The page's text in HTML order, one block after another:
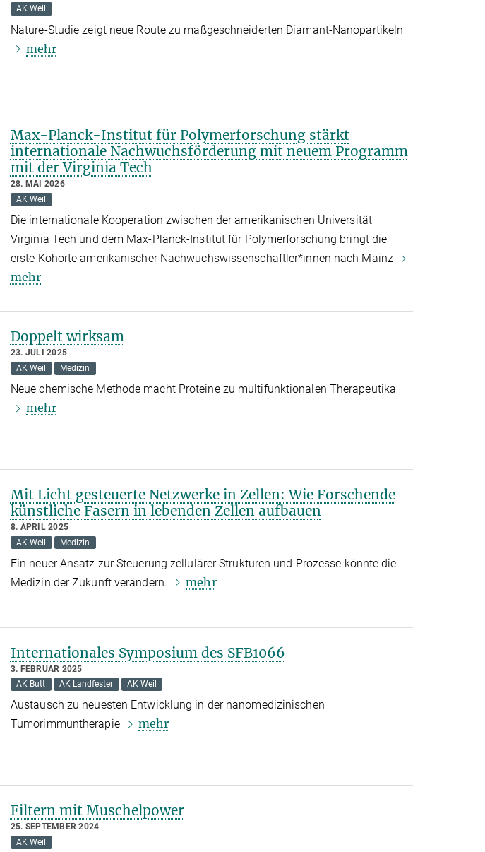
AK Weil
Nature-Studie zeigt neue Route zu maßgeschneiderten Diamant-Nanopartikeln
mehr
Max-Planck-Institut für Polymerforschung stärkt
internationale Nachwuchsförderung mit neuem Programm
mit der Virginia Tech
28. MAI 2026
AK Weil
Die internationale Kooperation zwischen der amerikanischen Universität
Virginia Tech und dem Max-Planck-Institut für Polymerforschung bringt die
erste Kohorte amerikanischer Nachwuchswissenschaftler*innen nach Mainz
mehr
Doppelt wirksam
23. JULI 2025
AK Weil
Medizin
Neue chemische Methode macht Proteine zu multifunktionalen Therapeutika
mehr
Mit Licht gesteuerte Netzwerke in Zellen: Wie Forschende
künstliche Fasern in lebenden Zellen aufbauen
8. APRIL 2025
AK Weil
Medizin
Ein neuer Ansatz zur Steuerung zellulärer Strukturen und Prozesse könnte die
Medizin der Zukunft verändern.
mehr
Internationales Symposium des SFB1066
3. FEBRUAR 2025
AK Butt
AK Landfester AK Weil
Austausch zu neuesten Entwicklung in der nanomedizinischen
Tumorimmuntherapie
mehr
Filtern mit Muschelpower
25. SEPTEMBER 2024
AK Weil